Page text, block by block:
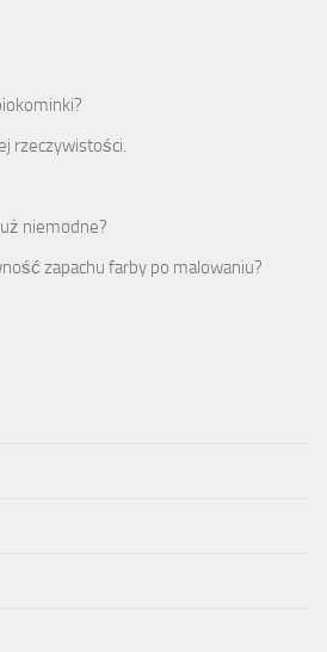
rzeczywistości.
niemodne?
zapachu farby po malowaniu?